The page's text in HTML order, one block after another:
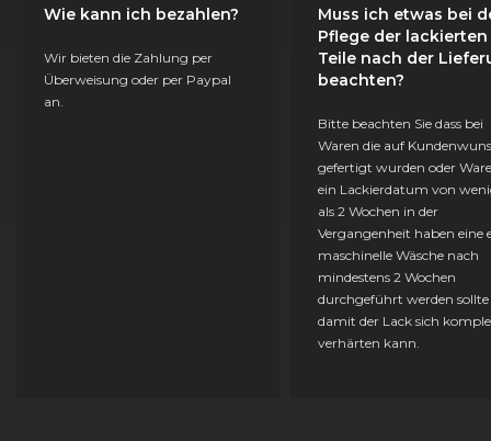
Wie kann ich bezahlen?
Wir bieten die Zahlung per
Überweisung oder per Paypal
an.
Muss ich etwas bei
Pflege der lackierten
Teile nach der
beachten?
Bitte beachten Sie dass bei
Waren die auf
gefertigt wurden oder
ein Lackierdatum von
als 2 Wochen in der
Vergangenheit haben eine
maschinelle Wäsche nach
mindestens 2 Wochen
durchgeführt werden sollte
damit der Lack sich
verhärten kann.